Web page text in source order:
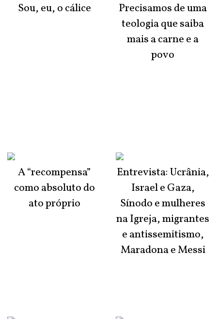
Sou, eu, o cálice
A “recompensa”
como absoluto do
ato próprio
Precisamos de uma
teologia que saiba
mais a carne e a
povo
Entrevista: Ucrânia,
Israel e Gaza,
Sínodo e mulheres
na Igreja, migrantes
e antissemitismo,
Maradona e Messi